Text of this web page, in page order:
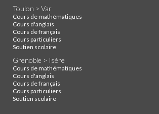
Toulon > Var
Cours de mathématiques
Cours d'anglais
Cours de français
Cours particuliers
Soutien scolaire
Grenoble > Isère
Cours de mathématiques
Cours d'anglais
Cours de français
Cours particuliers
Soutien scolaire